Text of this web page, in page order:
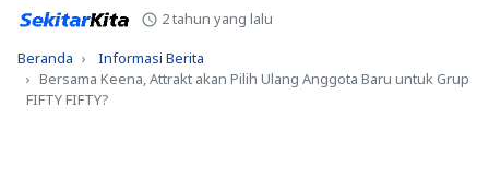
2 tahun yang lalu
Beranda
Informasi Berita
Bersama Keena, Attrakt akan Pilih Ulang Anggota Baru untuk Grup
FIFTY FIFTY?